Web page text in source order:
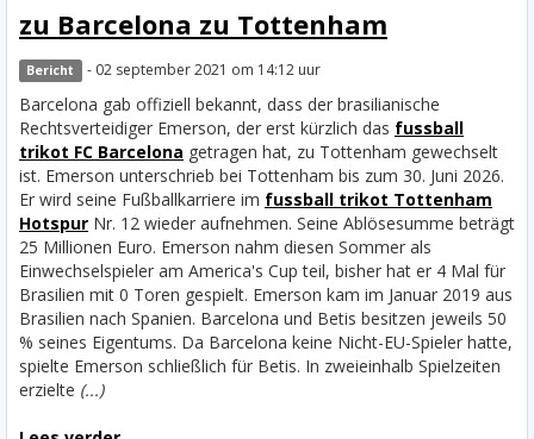
zu Barcelona zu Tottenham
Bericht - 02 september 2021 om 14:12 uur
Barcelona gab offiziell bekannt, dass der brasilianische
Rechtsverteidiger Emerson, der erst kürzlich das fussball
trikot FC Barcelona getragen hat, zu Tottenham gewechselt
ist. Emerson unterschrieb bei Tottenham bis zum 30. Juni 2026.
Er wird seine Fußballkarriere im fussball trikot Tottenham
Hotspur Nr. 12 wieder aufnehmen. Seine Ablösesumme beträgt
25 Millionen Euro. Emerson nahm diesen Sommer als
Einwechselspieler am America's Cup teil, bisher hat er 4 Mal für
Brasilien mit 0 Toren gespielt. Emerson kam im Januar 2019 aus
Brasilien nach Spanien. Barcelona und Betis besitzen jeweils 50
% seines Eigentums. Da Barcelona keine Nicht-EU-Spieler hatte,
spielte Emerson schließlich für Betis. In zweieinhalb Spielzeiten
erzielte (...)